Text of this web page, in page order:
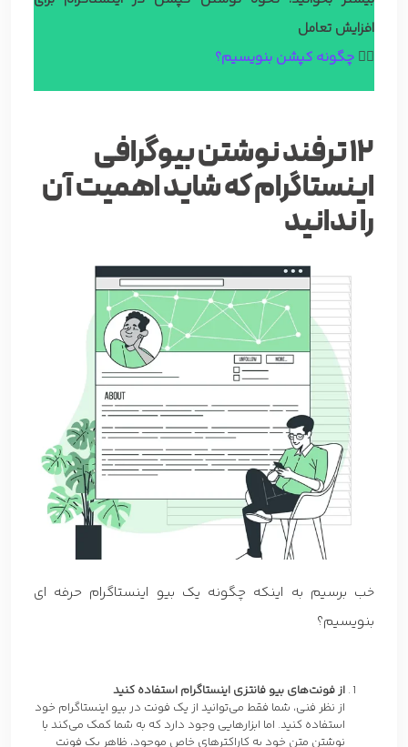
افزایش تعامل
👈🏼 چگونه کپشن بنویسیم؟
12 ترفند نوشتن بیوگرافی
اینستاگرام که شاید اهمیت آن
را ندانید
خب برسیم به اینکه چگونه یک بیو اینستاگرام حرفه ای
بنویسیم؟
از فونت‌های بیو فانتزی اینستاگرام استفاده کنید
از نظر فنی، شما فقط می‌توانید از یک فونت در بیو اینستاگرام خود
استفاده کنید. اما ابزارهایی وجود دارد که به شما کمک می‌کند با
نوشتن متن خود به کاراکترهای خاص موجود، ظاهر یک فونت